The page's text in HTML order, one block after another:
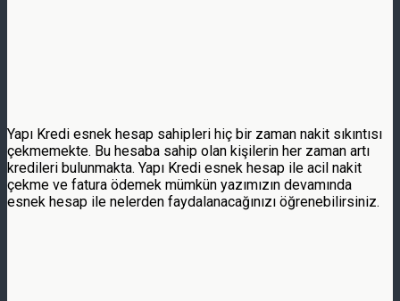
Yapı Kredi esnek hesap sahipleri hiç bir zaman nakit sıkıntısı
çekmemekte. Bu hesaba sahip olan kişilerin her zaman artı
kredileri bulunmakta. Yapı Kredi esnek hesap ile acil nakit
çekme ve fatura ödemek mümkün yazımızın devamında
esnek hesap ile nelerden faydalanacağınızı öğrenebilirsiniz.